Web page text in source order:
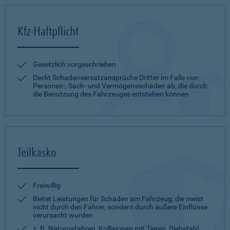
Kfz-Haftpflicht
Gesetzlich vorgeschrieben
Deckt Schadensersatzansprüche Dritter im Falle von
Personen-, Sach- und Vermögensschäden ab, die durch
die Benutzung des Fahrzeuges entstehen können
Teilkasko
Freiwillig
Bietet Leistungen für Schäden am Fahrzeug, die meist
nicht durch den Fahrer, sondern durch äußere Einflüsse
verursacht wurden